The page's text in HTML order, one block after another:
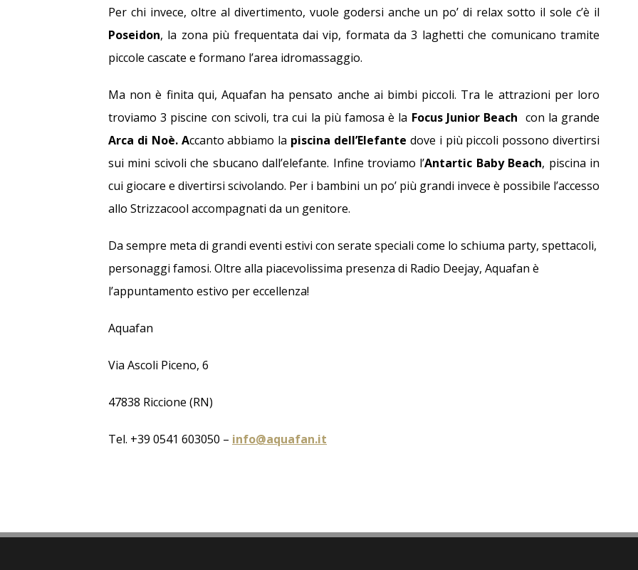
Per chi invece, oltre al divertimento, vuole godersi anche un po’ di relax sotto il sole c’è il
Poseidon, la zona più frequentata dai vip, formata da 3 laghetti che comunicano tramite
piccole cascate e formano l’area idromassaggio.
Ma non è finita qui, Aquafan ha pensato anche ai bimbi piccoli. Tra le attrazioni per loro
troviamo 3 piscine con scivoli, tra cui la più famosa è la Focus Junior Beach con la grande
Arca di Noè. Accanto abbiamo la piscina dell’Elefante dove i più piccoli possono divertirsi
sui mini scivoli che sbucano dall’elefante. Infine troviamo l’Antartic Baby Beach, piscina in
cui giocare e divertirsi scivolando. Per i bambini un po’ più grandi invece è possibile l’accesso
allo Strizzacool accompagnati da un genitore.
Da sempre meta di grandi eventi estivi con serate speciali come lo schiuma party, spettacoli,
personaggi famosi. Oltre alla piacevolissima presenza di Radio Deejay, Aquafan è
l’appuntamento estivo per eccellenza!
Aquafan
Via Ascoli Piceno, 6
47838 Riccione (RN)
Tel. +39 0541 603050 – info@aquafan.it